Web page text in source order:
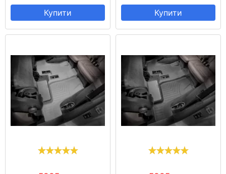
Купити
Купити